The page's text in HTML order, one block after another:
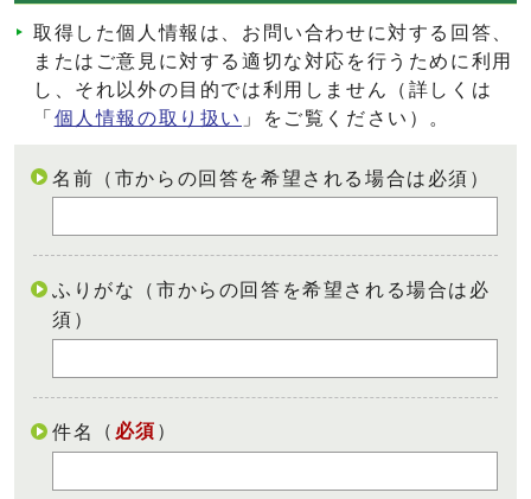
取得した個人情報は、お問い合わせに対する回答、
またはご意見に対する適切な対応を行うために利用
し、それ以外の目的では利用しません（詳しくは
「 個人情報の取り扱い 」をご覧ください）。
名前（市からの回答を希望される場合は必須）
ふりがな（市からの回答を希望される場合は必
須）
件名 （ 必須 ）